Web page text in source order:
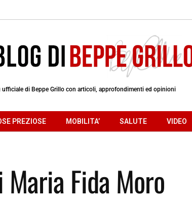
ufficiale di Beppe Grillo con articoli, approfondimenti ed opinioni
PREZIOSE MOBILITA’ SALUTE VIDEO
Fida Moro